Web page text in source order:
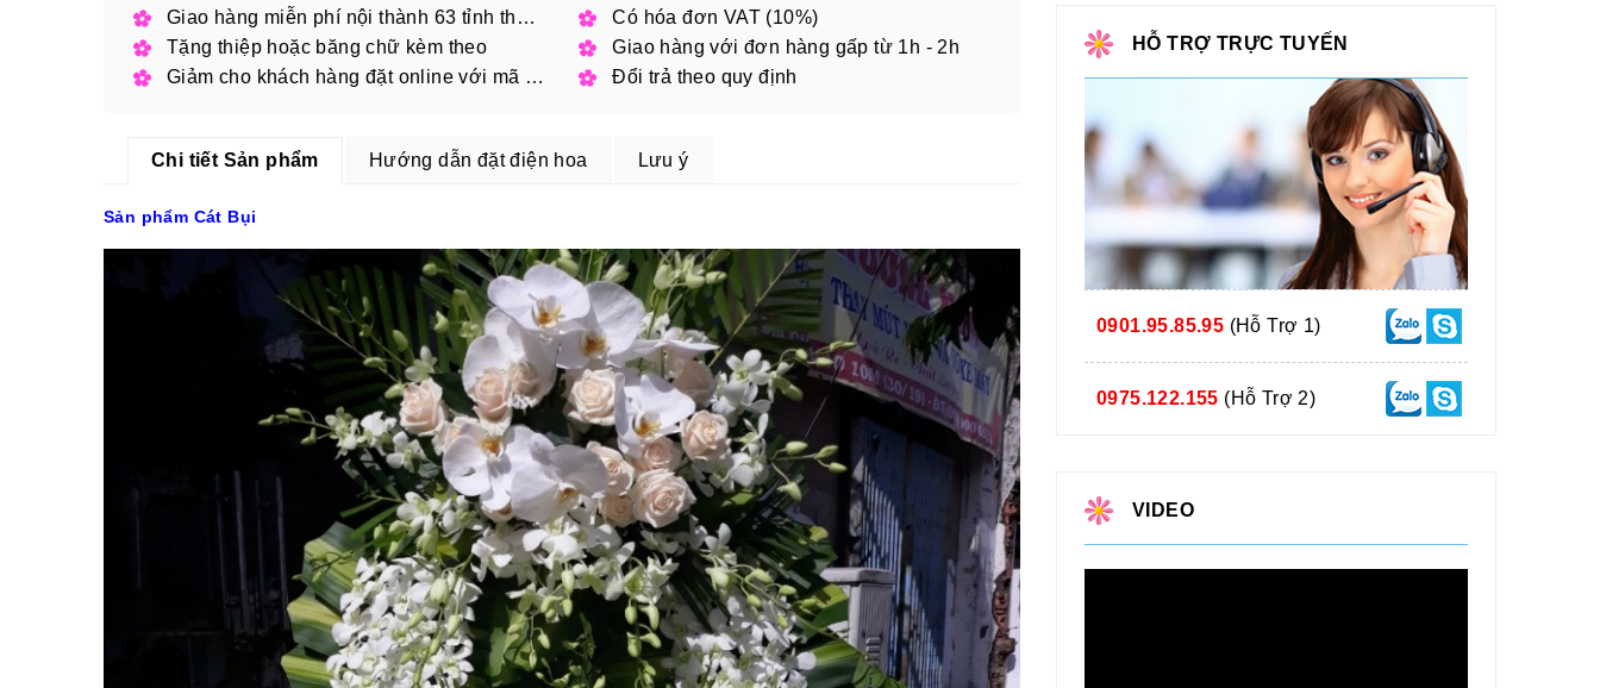
Giao hàng miễn phí nội thành 63 tỉnh thành phố
Có hóa đơn VAT (10%)
Tặng thiệp hoặc băng chữ kèm theo
Giao hàng với đơn hàng gấp từ 1h - 2h
Giảm cho khách hàng đặt online với mã giảm giá
Đổi trả theo quy định
Chi tiết Sản phẩm Hướng dẫn đặt điện hoa Lưu ý
Sản phẩm Cát Bụi
HỖ TRỢ TRỰC TUYẾN
0901.95.85.95 (Hỗ Trợ 1)
0975.122.155 (Hỗ Trợ 2)
VIDEO